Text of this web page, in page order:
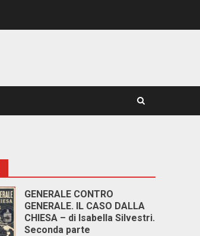
GENERALE CONTRO
GENERALE. IL CASO DALLA
CHIESA – di Isabella Silvestri.
Seconda parte